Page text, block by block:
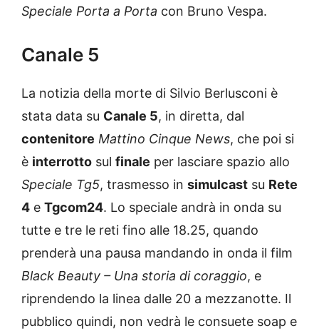
Speciale Porta a Porta con Bruno Vespa.
Canale 5
La notizia della morte di Silvio Berlusconi è
stata data su Canale 5, in diretta, dal
contenitore Mattino Cinque News, che poi si
è interrotto sul finale per lasciare spazio allo
Speciale Tg5, trasmesso in simulcast su Rete
4 e Tgcom24. Lo speciale andrà in onda su
tutte e tre le reti fino alle 18.25, quando
prenderà una pausa mandando in onda il film
Black Beauty – Una storia di coraggio, e
riprendendo la linea dalle 20 a mezzanotte. Il
pubblico quindi, non vedrà le consuete soap e